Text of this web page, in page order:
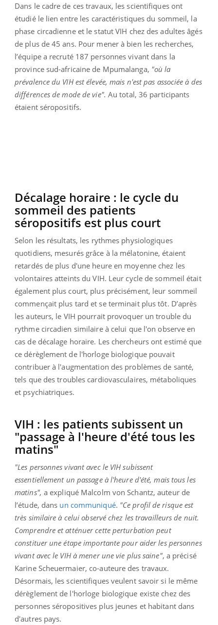
Dans le cadre de ces travaux, les scientifiques ont
étudié le lien entre les caractéristiques du sommeil, la
phase circadienne et le statut VIH chez des adultes âgés
de plus de 45 ans. Pour mener à bien les recherches,
l’équipe a recruté 187 personnes vivant dans la
province sud-africaine de Mpumalanga, "où la
prévalence du VIH est élevée, mais n'est pas associée à des
différences de mode de vie". Au total, 36 participants
étaient séropositifs.
Décalage horaire : le cycle du
sommeil des patients
séropositifs est plus court
Selon les résultats, les rythmes physiologiques
quotidiens, mesurés grâce à la mélatonine, étaient
retardés de plus d'une heure en moyenne chez les
volontaires atteints du VIH. Leur cycle de sommeil était
également plus court, plus précisément, leur sommeil
commençait plus tard et se terminait plus tôt. D’après
les auteurs, le VIH pourrait provoquer un trouble du
rythme circadien similaire à celui que l'on observe en
cas de décalage horaire. Les chercheurs ont estimé que
ce dérèglement de l'horloge biologique pouvait
contribuer à l'augmentation des problèmes de santé,
tels que des troubles cardiovasculaires, métaboliques
et psychiatriques.
VIH : les patients subissent un
"passage à l'heure d'été tous les
matins"
"Les personnes vivant avec le VIH subissent
essentiellement un passage à l'heure d'été, mais tous les
matins", a expliqué Malcolm von Schantz, auteur de
l’étude, dans un communiqué. "Ce profil de risque est
très similaire à celui observé chez les travailleurs de nuit.
Comprendre et atténuer cette perturbation peut
constituer une étape importante pour aider les personnes
vivant avec le VIH à mener une vie plus saine", a précisé
Karine Scheuermaier, co-auteure des travaux.
Désormais, les scientifiques veulent savoir si le même
dérèglement de l'horloge biologique existe chez des
personnes séropositives plus jeunes et habitant dans
d'autres pays.